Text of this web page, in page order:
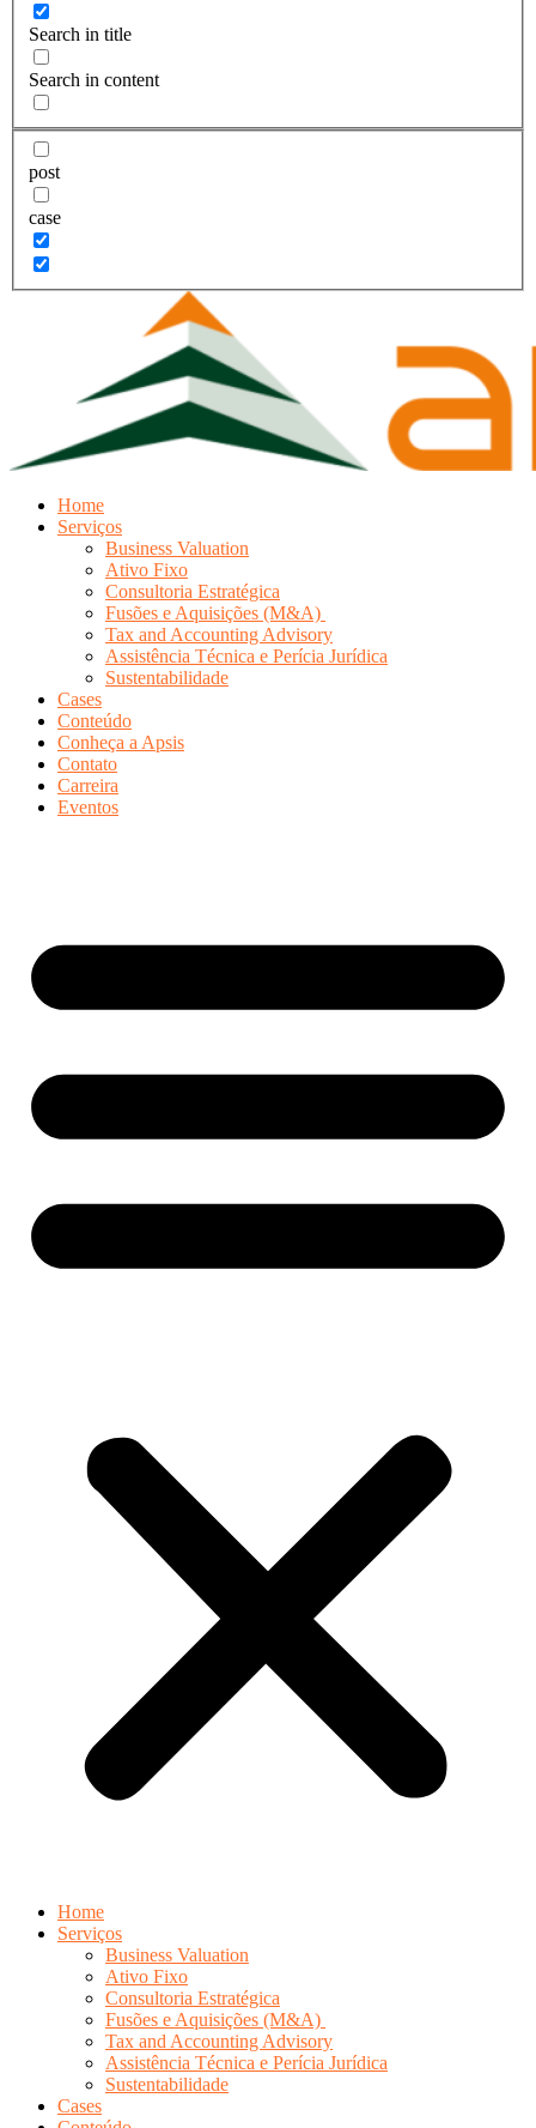
Search in title
Search in content
post
case
Home
Serviços
Business Valuation
Ativo Fixo
Consultoria Estratégica
Fusões e Aquisições (M&A)
Tax and Accounting Advisory
Assistência Técnica e Perícia Jurídica
Sustentabilidade
Cases
Conteúdo
Conheça a Apsis
Contato
Carreira
Eventos
Home
Serviços
Business Valuation
Ativo Fixo
Consultoria Estratégica
Fusões e Aquisições (M&A)
Tax and Accounting Advisory
Assistência Técnica e Perícia Jurídica
Sustentabilidade
Cases